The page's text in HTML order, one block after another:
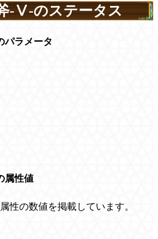
-Ⅴ-のステータス
ラメータ
属性値
性の数値を掲載しています。